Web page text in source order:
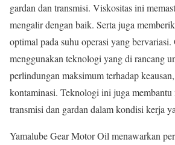
gardan dan transmisi. Viskositas ini
mengalir dengan baik. Serta juga
optimal pada suhu operasi yang
menggunakan teknologi yang di rancang
perlindungan maksimum terhadap
kontaminasi. Teknologi ini juga membantu
transmisi dan gardan dalam kondisi kerja
Yamalube Gear Motor Oil menawarkan